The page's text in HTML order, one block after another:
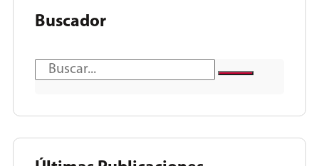
Buscador